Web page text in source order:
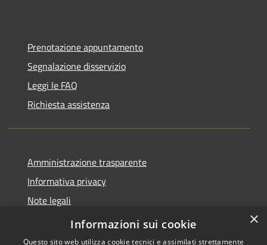
Prenotazione appuntamento
Segnalazione disservizio
Leggi le FAQ
Richiesta assistenza
Amministrazione trasparente
Informativa privacy
Note legali
Dichiarazione di accessibilità
×
Informazioni sui cookie
Questo sito web utilizza cookie tecnici e assimilati strettamente